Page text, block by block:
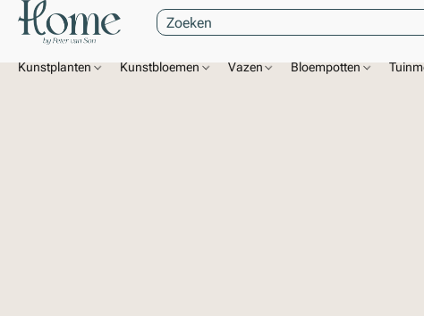
Kunstplanten Kunstbloemen Vazen Bloempotten